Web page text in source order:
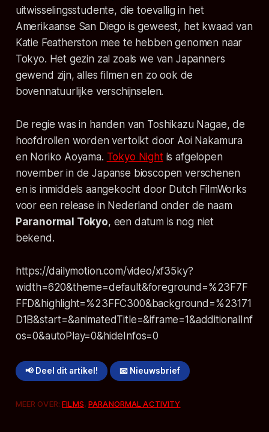
uitwisselingsstudente, die toevallig in het
Amerikaanse San Diego is geweest, het kwaad van
Katie Featherston mee te hebben genomen naar
Tokyo. Het gezin zal zoals we van Japanners
gewend zijn, alles filmen en zo ook de
bovennatuurlijke verschijnselen.
De regie was in handen van Toshikazu Nagae, de
hoofdrollen worden vertolkt door Aoi Nakamura
en Noriko Aoyama. Tokyo Nightis afgelopen
november in de Japanse bioscopen verschenen
en is inmiddels aangekocht door Dutch FilmWorks
voor een release in Nederland onder de naam
Paranormal Tokyo, een datum is nog niet
bekend.
https://dailymotion.com/video/xf35ky?
width=620&theme=default&foreground=%23F7F
FFD&highlight=%23FFC300&background=%23171
D1B&start=&animatedTitle=&iframe=1&additionalInf
os=0&autoPlay=0&hideInfos=0
📢 Deel dit artikel! 📧 Nieuwsbrief
MEER OVER:FILMS,PARANORMAL ACTIVITY